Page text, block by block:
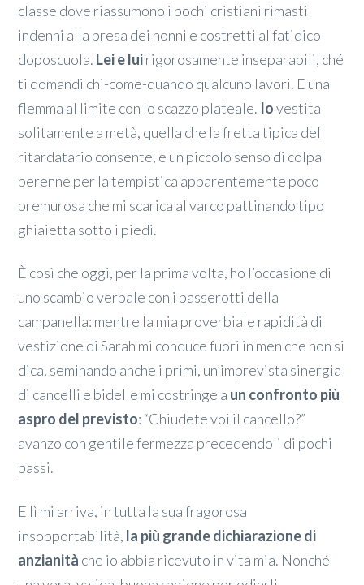
classe dove riassumono i pochi cristiani rimasti
indenni alla presa dei nonni e costretti al fatidico
doposcuola. Lei e luirigorosamente inseparabili, ché
ti domandi chi-come-quando qualcuno lavori. E una
flemma al limite con lo scazzo plateale. Iovestita
solitamente a metà, quella che la fretta tipica del
ritardatario consente, e un piccolo senso di colpa
perenne per la tempistica apparentemente poco
premurosa che mi scarica al varco pattinando tipo
ghiaietta sotto i piedi.
È così che oggi, per la prima volta, ho l’occasione di
uno scambio verbale con i passerotti della
campanella: mentre la mia proverbiale rapidità di
vestizione di Sarah mi conduce fuori in men che non si
dica, seminando anche i primi, un’imprevista sinergia
di cancelli e bidelle mi costringe a un confronto più
aspro del previsto: “Chiudete voi il cancello?”
avanzo con gentile fermezza precedendoli di pochi
passi.
E lì mi arriva, in tutta la sua fragorosa
insopportabilità, la più grande dichiarazione di
anzianità che io abbia ricevuto in vita mia. Nonché